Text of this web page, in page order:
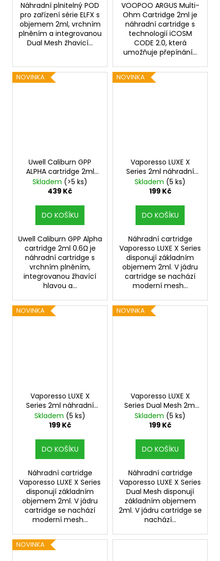
Náhradní plnitelný POD
pro zařízení série ELFX s
objemem 2ml, vrchním
plněním a integrovanou
Dual Mesh žhavicí...
VOOPOO ARGUS Multi-
Ohm Cartridge 2ml je
náhradní cartridge s
technologií iCOSM
CODE 2.0, která
umožňuje přepínání...
NOVINKA
Uwell Caliburn GPP
ALPHA cartridge 2ml
0,6ohm 4Pack
Skladem (>5 ks)
439 Kč
DO KOŠÍKU
Uwell Caliburn GPP Alpha
cartridge 2ml 0.6Ω je
náhradní cartridge s
vrchním plněním,
integrovanou žhavící
hlavou a...
NOVINKA
Vaporesso LUXE X
Series 2ml náhradní
cartridge 2ks odpor
0,8ohm
Skladem (5 ks)
199 Kč
DO KOŠÍKU
Náhradní cartridge
Vaporesso LUXE X Series
disponují základním
objemem 2ml. V jádru
cartridge se nachází
moderní mesh...
NOVINKA
Vaporesso LUXE X
Series 2ml náhradní
cartridge 2ks odpor
0,6ohm
Skladem (5 ks)
199 Kč
DO KOŠÍKU
Náhradní cartridge
Vaporesso LUXE X Series
disponují základním
objemem 2ml. V jádru
cartridge se nachází
moderní mesh...
NOVINKA
Vaporesso LUXE X
Series Dual Mesh 2ml
náhradní cartridge 2ks
odpor 0,6ohm
Skladem (5 ks)
199 Kč
DO KOŠÍKU
Náhradní cartridge
Vaporesso LUXE X Series
Dual Mesh disponují
základním objemem
2ml. V jádru cartridge se
nachází...
NOVINKA